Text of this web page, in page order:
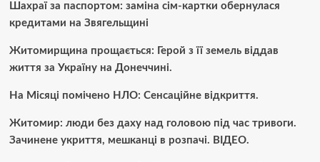
Шахраї за паспортом: заміна сім-картки обернулася
кредитами на Звягельщині
Житомирщина прощається: Герой з її земель віддав
життя за Україну на Донеччині.
На Місяці помічено НЛО: Сенсаційне відкриття.
Житомир: люди без даху над головою під час тривоги.
Зачинене укриття, мешканці в розпачі. ВІДЕО.